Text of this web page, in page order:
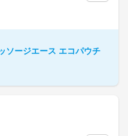
ソージエース エコパウチ